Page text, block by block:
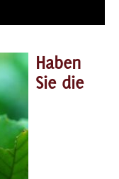
Haben
Sie die